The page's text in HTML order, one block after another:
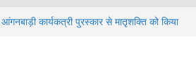
कार्यकत्री पुरस्कार से मातृशक्ति को किया